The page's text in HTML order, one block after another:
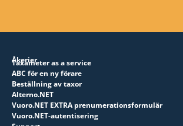
Åkerier
Taxameter as a service
ABC för en ny förare
Beställning av taxor
Alterno.NET
Vuoro.NET EXTRA prenumerationsformulär
Vuoro.NET-autentisering